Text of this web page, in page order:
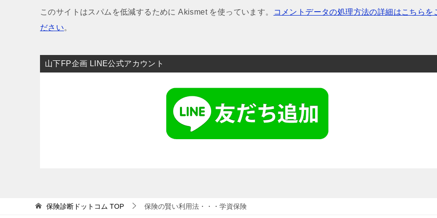
このサイトはスパムを低減するために Akismet を使っています。
コメントデータの処理方法の詳細はこちらを
ださい。
山下FP企画 LINE公式アカウント
保険診断ドットコム TOP 保険の賢い利用法・・・学資保険